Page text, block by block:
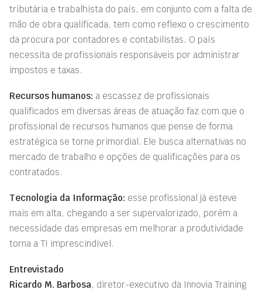
tributária e trabalhista do país, em conjunto com a falta de
mão de obra qualificada, tem como reflexo o crescimento
da procura por contadores e contabilistas. O país
necessita de profissionais responsáveis por administrar
impostos e taxas.
Recursos humanos: a escassez de profissionais
qualificados em diversas áreas de atuação faz com que o
profissional de recursos humanos que pense de forma
estratégica se torne primordial. Ele busca alternativas no
mercado de trabalho e opções de qualificações para os
contratados.
Tecnologia da Informação: esse profissional já esteve
mais em alta, chegando a ser supervalorizado, porém a
necessidade das empresas em melhorar a produtividade
torna a TI imprescindível.
Entrevistado
Ricardo M. Barbosa, diretor-executivo da Innovia Training